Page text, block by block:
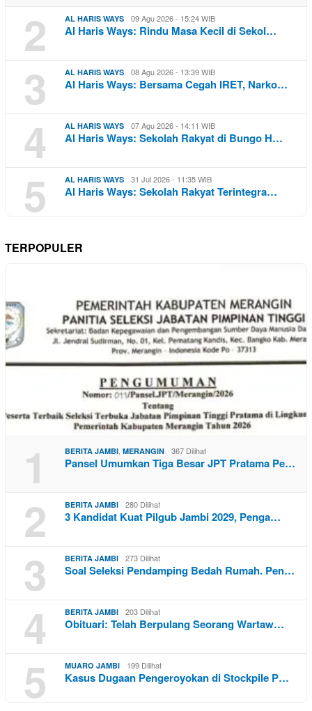
2
AL HARIS WAYS 09 Agu 2026 - 15:24 WIB
Al Haris Ways: Rindu Masa Kecil di Sekol…
3 AL HARIS WAYS 08 Agu 2026 - 13:39 WIB
Al Haris Ways: Bersama Cegah IRET, Narko…
4 AL HARIS WAYS 07 Agu 2026 - 14:11 WIB
Al Haris Ways: Sekolah Rakyat di Bungo H…
5 AL HARIS WAYS 31 Jul 2026 - 11:35 WIB
Al Haris Ways: Sekolah Rakyat Terintegra…
TERPOPULER
1 BERITA JAMBI MERANGIN 367 Dilihat
Pansel Umumkan Tiga Besar JPT Pratama Pe…
2 BERITA JAMBI 280 Dilihat
3 Kandidat Kuat Pilgub Jambi 2029, Penga…
3 BERITA JAMBI 273 Dilihat
Soal Seleksi Pendamping Bedah Rumah. Pen…
4 BERITA JAMBI 203 Dilihat
Obituari: Telah Berpulang Seorang Wartaw…
5 MUARO JAMBI 199 Dilihat
Kasus Dugaan Pengeroyokan di Stockpile P…